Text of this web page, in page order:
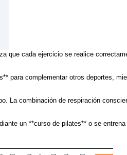
cada ejercicio se realice
complementar otros deportes,
combinación de respiración
un **curso de pilates** o se